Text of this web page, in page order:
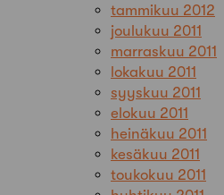
tammikuu 2012
joulukuu 2011
marraskuu 2011
lokakuu 2011
syyskuu 2011
elokuu 2011
heinäkuu 2011
kesäkuu 2011
toukokuu 2011